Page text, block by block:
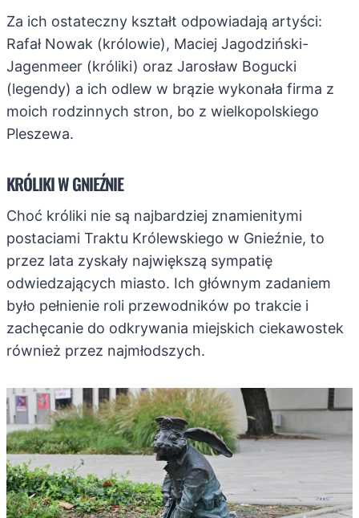
Za ich ostateczny kształt odpowiadają artyści:
Rafał Nowak (królowie), Maciej Jagodziński-
Jagenmeer (króliki) oraz Jarosław Bogucki
(legendy) a ich odlew w brązie wykonała firma z
moich rodzinnych stron, bo z wielkopolskiego
Pleszewa.
KRÓLIKI W GNIEŹNIE
Choć króliki nie są najbardziej znamienitymi
postaciami Traktu Królewskiego w Gnieźnie, to
przez lata zyskały największą sympatię
odwiedzających miasto. Ich głównym zadaniem
było pełnienie roli przewodników po trakcie i
zachęcanie do odkrywania miejskich ciekawostek
również przez najmłodszych.